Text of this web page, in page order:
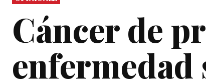
Cáncer de
enfermedad